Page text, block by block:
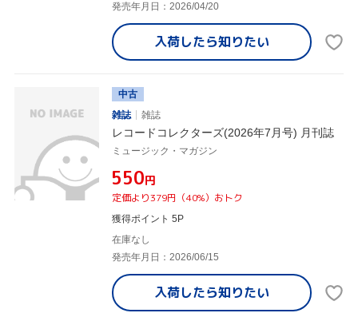
発売年月日：2026/04/20
入荷したら知りたい
中古
雑誌
雑誌
レコードコレクターズ(2026年7月号) 月刊誌
ミュージック・マガジン
¥550円
定価より379円（40%）おトク
獲得ポイント 5P
在庫なし
発売年月日：2026/06/15
入荷したら知りたい